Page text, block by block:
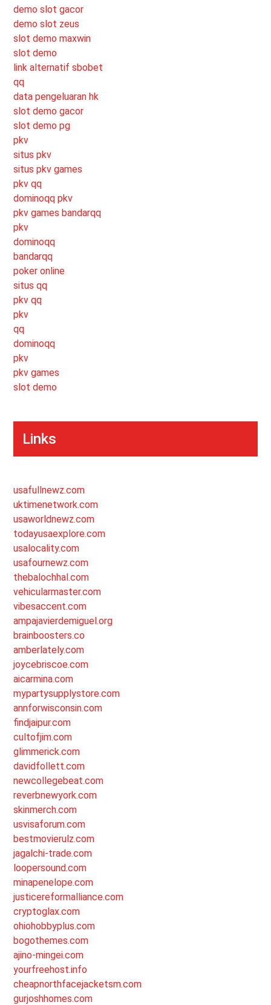
demo slot gacor
demo slot zeus
slot demo maxwin
slot demo
link alternatif sbobet
qq
data pengeluaran hk
slot demo gacor
slot demo pg
pkv
situs pkv
situs pkv games
pkv qq
dominoqq pkv
pkv games bandarqq
pkv
dominoqq
bandarqq
poker online
situs qq
pkv qq
pkv
qq
dominoqq
pkv
pkv games
slot demo
Links
usafullnewz.com
uktimenetwork.com
usaworldnewz.com
todayusaexplore.com
usalocality.com
usafournewz.com
thebalochhal.com
vehicularmaster.com
vibesaccent.com
ampajavierdemiguel.org
brainboosters.co
amberlately.com
joycebriscoe.com
aicarmina.com
mypartysupplystore.com
annforwisconsin.com
findjaipur.com
cultofjim.com
glimmerick.com
davidfollett.com
newcollegebeat.com
reverbnewyork.com
skinmerch.com
usvisaforum.com
bestmovierulz.com
jagalchi-trade.com
loopersound.com
minapenelope.com
justicereformalliance.com
cryptoglax.com
ohiohobbyplus.com
bogothemes.com
ajino-mingei.com
yourfreehost.info
cheapnorthfacejacketsm.com
gurjoshhomes.com